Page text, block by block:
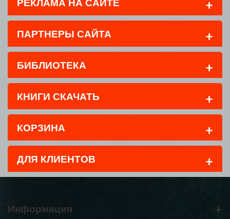
ПАРТНЕРЫ САЙТА +
БИБЛИОТЕКА +
КНИГИ СКАЧАТЬ +
КОРЗИНА +
ДЛЯ КЛИЕНТОВ +
Информация +